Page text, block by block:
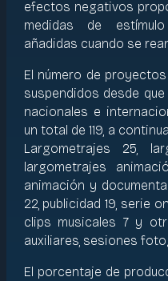
efectos negativos
medidas de
añadidas cuando se
El número de
suspendidos desde
nacionales e
un total de 119, a
Largometrajes 25,
largometrajes
animación y
22, publicidad 19, serie
clips musicales 7 y
auxiliares, sesiones
El porcentaje de